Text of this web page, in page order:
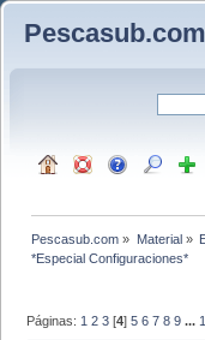
Pescasub.com
Pescasub.com » Material»
*Especial Configuraciones*
Páginas: 1 2 3 [4]5 6 7 8 9 ...